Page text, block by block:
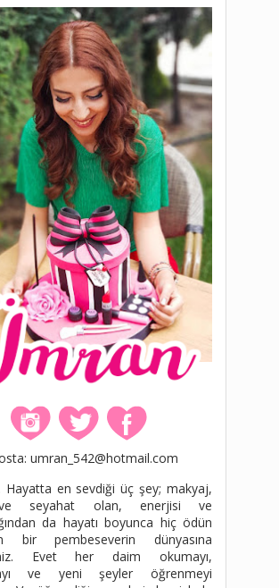
umran_542@hotmail.com
Hayatta en sevdiği üç şey; makyaj,
seyahat olan, enerjisi ve
da hayatı boyunca hiç ödün
bir pembeseverin dünyasına
Evet her daim okumayı,
ve yeni şeyler öğrenmeyi